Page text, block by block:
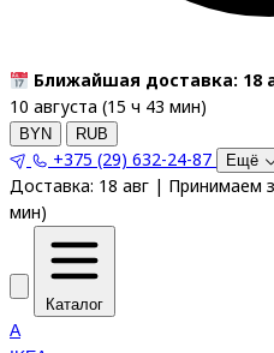
Ближайшая доставка: 18
10 августа (15 ч 43 мин)
BYN RUB
+375 (29) 632-24-87 Ещё
Доставка: 18 авг | Принимаем
мин)
Каталог
A